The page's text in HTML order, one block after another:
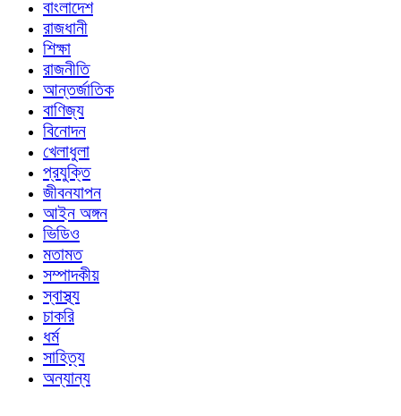
বাংলাদেশ
রাজধানী
শিক্ষা
রাজনীতি
আন্তর্জাতিক
বাণিজ্য
বিনোদন
খেলাধুলা
প্রযুক্তি
জীবনযাপন
আইন অঙ্গন
ভিডিও
মতামত
সম্পাদকীয়
স্বাস্থ্য
চাকরি
ধর্ম
সাহিত্য
অন্যান্য